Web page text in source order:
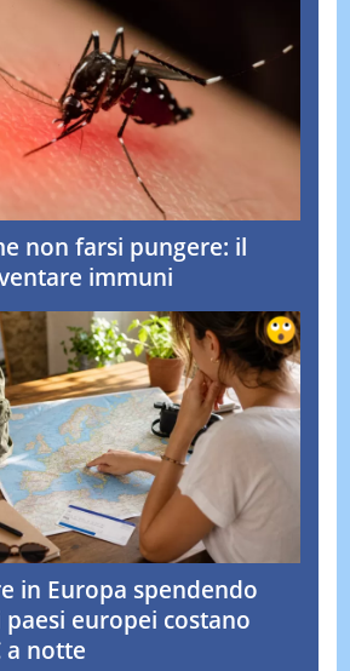
non farsi pungere: il
immuni
in Europa spendendo
paesi europei costano
a notte